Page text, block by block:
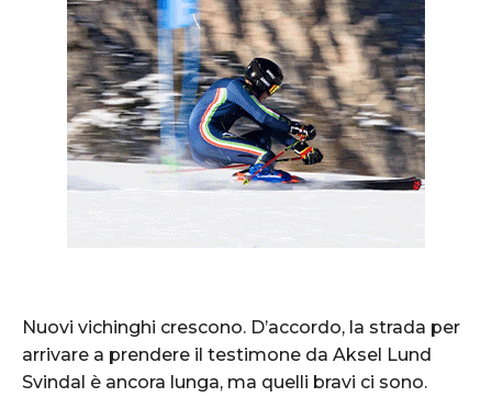
Nuovi vichinghi crescono. D’accordo, la strada per
arrivare a prendere il testimone da Aksel Lund
Svindal è ancora lunga, ma quelli bravi ci sono.